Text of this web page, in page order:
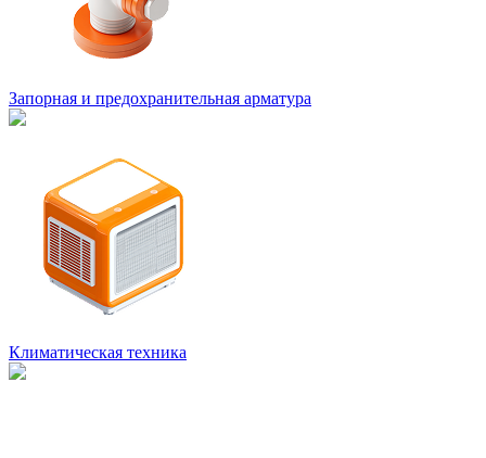
Запорная и предохранительная арматура
Климатическая техника